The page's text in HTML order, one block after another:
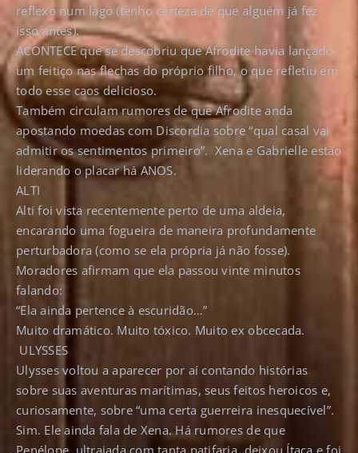
reflexo num lago (tenho certeza de que alguém já fez
isso antes).
ACONTECE que se descobriu que Afrodite havia lançado
um feitiço nas flechas do próprio filho, oque refletiu em
todo esse caos delicioso.
Também circulam rumores de que Afrodite anda
apostando moedas com Discordia sobre “qual casal vai
admitir os sentimentos primeiro”. Xena e Gabrielle estão
liderando o placar há ANOS.
ALTI
Alti foi vista recentemente perto de uma aldeia,
encarando uma fogueira de maneira profundamente
perturbadora (como se ela própria já não fosse).
Moradores afirmam que ela passou vinte minutos
falando:
“Ela ainda pertence à escuridão…”
Muito dramático. Muito tóxico. Muito ex obcecada.
ULYSSES
Ulysses voltou a aparecer por aí contando histórias
sobre suas aventuras marítimas, seus feitos heroicos e,
curiosamente, sobre “uma certa guerreira inesquecível”.
Sim. Ele ainda fala de Xena. Há rumores de que